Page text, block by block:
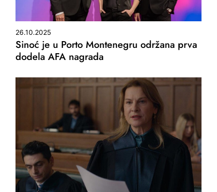
26.10.2025
Sinoć je u Porto Montenegru održana prva
dodela AFA nagrada